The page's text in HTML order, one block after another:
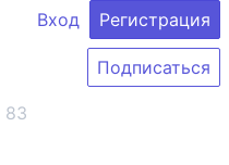
Вход Регистрация
83
Подписаться